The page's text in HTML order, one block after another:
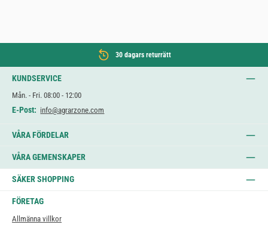
30 dagars returrätt
KUNDSERVICE
Mån. - Fri. 08:00 - 12:00
E-Post: info@agrarzone.com
VÅRA FÖRDELAR
VÅRA GEMENSKAPER
SÄKER SHOPPING
FÖRETAG
Allmänna villkor